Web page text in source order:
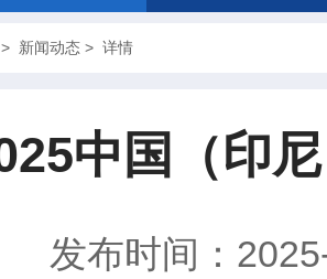
> 新闻动态 > 详情
中国（印
发布时间：